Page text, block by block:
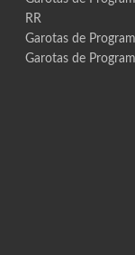
RR
Garotas de
Garotas de